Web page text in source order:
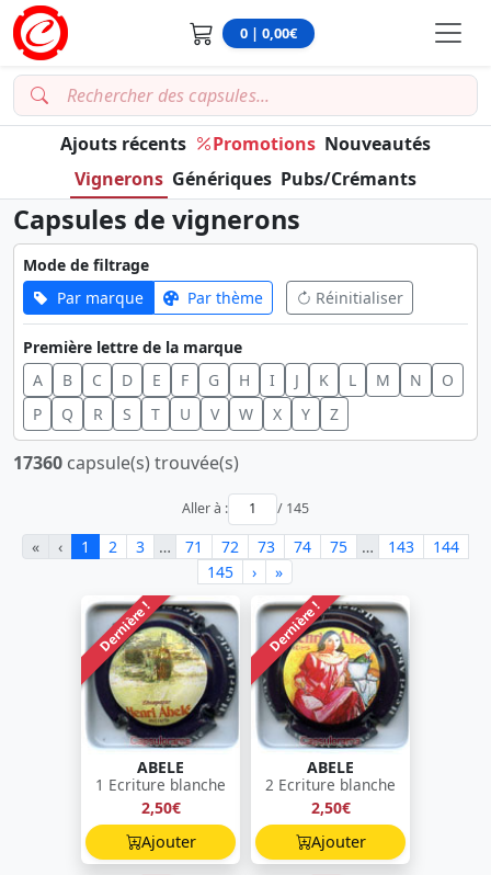
0 | 0,00€
Ajouts récents Promotions Nouveautés
Vignerons Génériques Pubs/Crémants
Capsules de vignerons
Mode de filtrage
Par marque
Par thème Réinitialiser
Première lettre de la marque
A
B C D E F G H I J K L M N
O
P
Q R S T U V W X Y Z
17360 capsule(s) trouvée(s)
Aller à : / 145
« ‹ 1 2 3 … 71 72 73 74 75 … 143
144
145
› »
Dernière !
ABELE
1 Ecriture blanche
2,50€
Ajouter
Dernière !
ABELE
2 Ecriture blanche
2,50€
Ajouter